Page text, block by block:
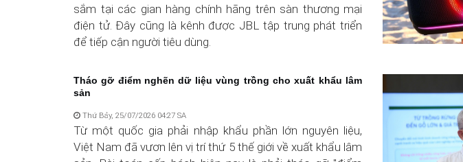
sắm tại các gian hàng chính hãng trên sàn thương mại
điện tử. Đây cũng là kênh được JBL tập trung phát triển
để tiếp cận người tiêu dùng.
Tháo gỡ điểm nghẽn dữ liệu vùng trồng cho xuất khẩu lâm
sản
Thứ Bảy, 25/07/2026 04:27 SA
Từ một quốc gia phải nhập khẩu phần lớn nguyên liệu,
Việt Nam đã vươn lên vị trí thứ 5 thế giới về xuất khẩu lâm